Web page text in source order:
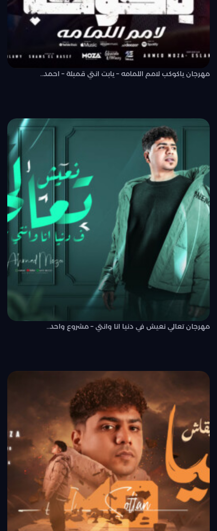
مهرجان ياكوكب لامم اللمامه – يابت انتي قمبلة – احمد..
مهرجان تعالي نعيش في دنيا انا وانتي – مشروع واحد..